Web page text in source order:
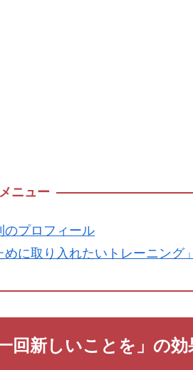
のプロフィール
めに取り入れたいトレーニング
回新しいことを」の効